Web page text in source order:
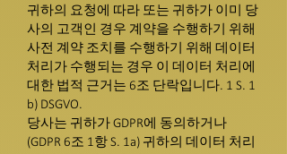
귀하의 요청에 따라 또는 귀하가 이미 당
사의 고객인 경우 계약을 수행하기 위해
사전 계약 조치를 수행하기 위해 데이터
처리가 수행되는 경우 이 데이터 처리에
대한 법적 근거는 6조 단락입니다. 1 S. 1
b) DSGVO.
당사는 귀하가 GDPR에 동의하거나
(GDPR 6조 1항 S. 1a) 귀하의 데이터 처리